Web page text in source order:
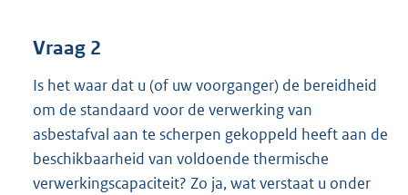
Vraag 2
Is het waar dat u (of uw voorganger) de bereidheid
om de standaard voor de verwerking van
asbestafval aan te scherpen gekoppeld heeft aan de
beschikbaarheid van voldoende thermische
verwerkingscapaciteit? Zo ja, wat verstaat u onder